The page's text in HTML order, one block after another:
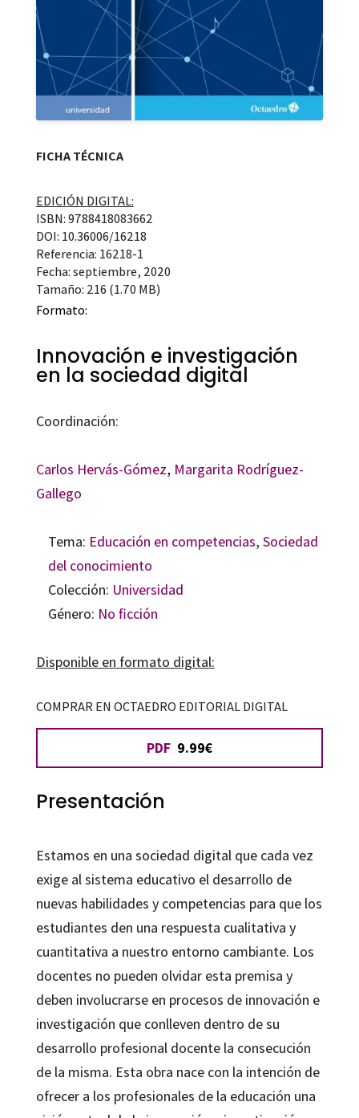
FICHA TÉCNICA
EDICIÓN DIGITAL:
ISBN: 9788418083662
DOI: 10.36006/16218
Referencia: 16218-1
Fecha: septiembre, 2020
Tamaño: 216 (1.70 MB)
Formato:
Innovación e investigación
en la sociedad digital
Coordinación:
Carlos Hervás-Gómez, Margarita Rodríguez-
Gallego
Tema: Educación en competencias, Sociedad
del conocimiento
Colección: Universidad
Género: No ficción
Disponible en formato digital:
COMPRAR EN OCTAEDRO EDITORIAL DIGITAL
PDF 9.99€
Presentación
Estamos en una sociedad digital que cada vez
exige al sistema educativo el desarrollo de
nuevas habilidades y competencias para que los
estudiantes den una respuesta cualitativa y
cuantitativa a nuestro entorno cambiante. Los
docentes no pueden olvidar esta premisa y
deben involucrarse en procesos de innovación e
investigación que conlleven dentro de su
desarrollo profesional docente la consecución
de la misma. Esta obra nace con la intención de
ofrecer a los profesionales de la educación una